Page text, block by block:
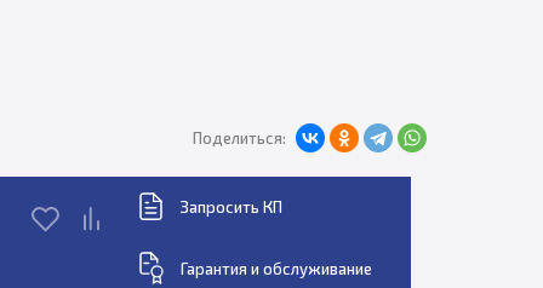
Поделиться:
Запросить КП
Гарантия и обслуживание